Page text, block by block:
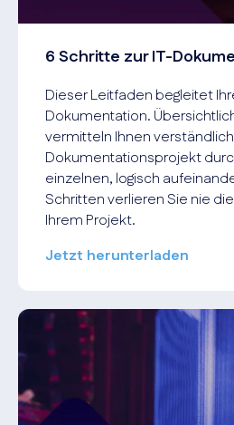
6 Schritte zur IT-
Dieser Leitfaden begleitet
Dokumentation.
vermitteln Ihnen
Dokumentationsprojekt
einzelnen, logisch
Schritten verlieren Sie nie
Ihrem Projekt.
Jetzt herunterladen